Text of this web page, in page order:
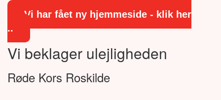
Vi har fået ny hjemmeside - klik her
..
Vi beklager ulejligheden
Røde Kors Roskilde